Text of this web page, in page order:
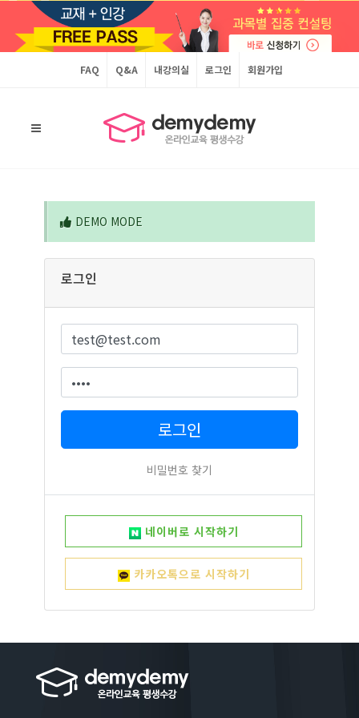
FAQ Q&A 내강의실 로그인 회원가입
DEMO MODE
로그인
로그인
비밀번호 찾기
네이버로 시작하기
카카오톡으로 시작하기